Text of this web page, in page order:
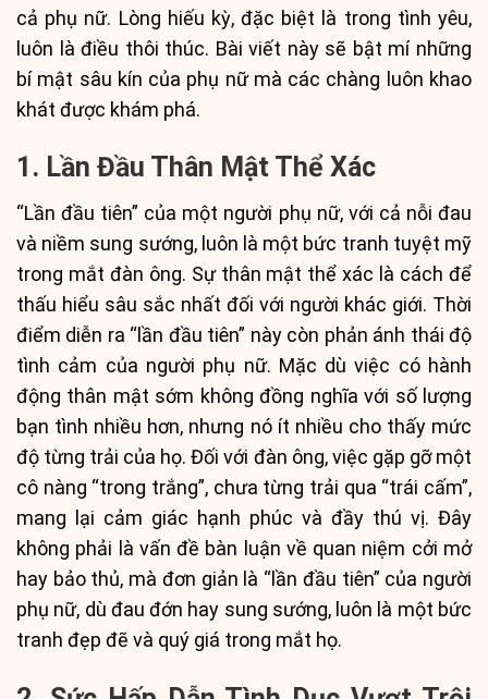
cả phụ nữ. Lòng hiếu kỳ, đặc biệt là trong tình yêu,
luôn là điều thôi thúc. Bài viết này sẽ bật mí những
bí mật sâu kín của phụ nữ mà các chàng luôn khao
khát được khám phá.
1. Lần Đầu Thân Mật Thể Xác
“Lần đầu tiên” của một người phụ nữ, với cả nỗi đau
và niềm sung sướng, luôn là một bức tranh tuyệt mỹ
trong mắt đàn ông. Sự thân mật thể xác là cách để
thấu hiểu sâu sắc nhất đối với người khác giới. Thời
điểm diễn ra “lần đầu tiên” này còn phản ánh thái độ
tình cảm của người phụ nữ. Mặc dù việc có hành
động thân mật sớm không đồng nghĩa với số lượng
bạn tình nhiều hơn, nhưng nó ít nhiều cho thấy mức
độ từng trải của họ. Đối với đàn ông, việc gặp gỡ một
cô nàng “trong trắng”, chưa từng trải qua “trái cấm”,
mang lại cảm giác hạnh phúc và đầy thú vị. Đây
không phải là vấn đề bàn luận về quan niệm cởi mở
hay bảo thủ, mà đơn giản là “lần đầu tiên” của người
phụ nữ, dù đau đớn hay sung sướng, luôn là một bức
tranh đẹp đẽ và quý giá trong mắt họ.